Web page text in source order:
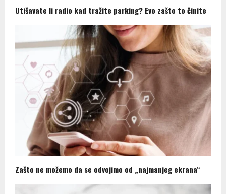
Utišavate li radio kad tražite parking? Evo zašto to činite
Zašto ne možemo da se odvojimo od „najmanjeg ekrana“